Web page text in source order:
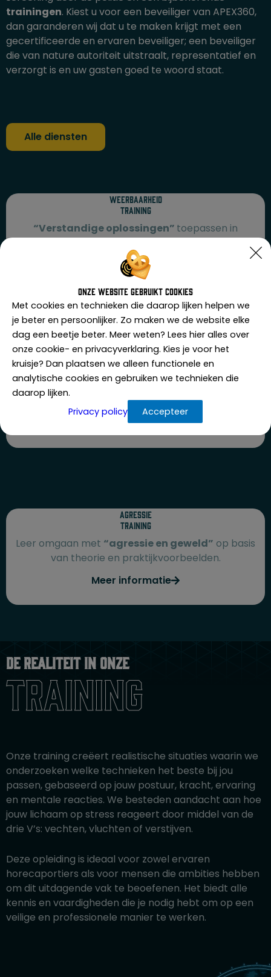
trainingen. Kiest u voor een beveiliger van APEX360,
dan garanderen wij dat u te maken krijgt met een
gecertificeerde en ervaren beveiliger; een beveiliger
die van nature autoriteit uitstraalt, representatief en
verzorgt is en uw gasten goed te woord staat.
Alle diensten
Weerbaarheid
Training
“Verstandige oplossingen” toepassen in
Meer informatie
Ondersteuner
“Ondersteuning” voor uw zorgpersoneel door
middel van observatie en begeleiding.
Meer informatie
Agressie
training
Leer omgaan met “agressie en geweld” op basis
van theorie en praktijkvoorbeelden.
Meer informatie
De realiteit in onze
training
Onze training creëert realistische situaties waarin we
onderzoeken welke technieken het beste bij jou
passen, gebaseerd op jouw postuur, kracht, ervaring
en mentale reacties. We besteden aandacht aan hoe
jouw lichaam op stress reageert door middel van de
drie V’s: vechten, vluchten of verstijven.
Deze opleiding is ideaal voor zowel ervaren
horecaportiers als voor mensen die ambities hebben
om dit uitdagende vak te beoefenen. Het biedt alle
kennis en vaardigheden die je nodig hebt om op een
veilige en professionele manier te werken.
Onze website gebruikt cookies
Met cookies en technieken die daarop lijken helpen we
je beter en persoonlijker. Zo maken we de website elke
dag een beetje beter. Meer weten? Lees hier alles over
onze cookie- en privacyverklaring. Kies je voor het
kruisje? Dan plaatsen we alleen functionele en
analytische cookies en gebruiken we technieken die
daarop lijken.
Privacy policy
Accepteer